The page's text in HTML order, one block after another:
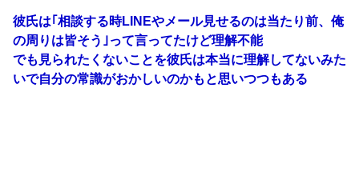
彼氏は｢相談する時LINEやメール見せるのは当たり前、俺
の周りは皆そう｣って言ってたけど理解不能
でも見られたくないことを彼氏は本当に理解してないみた
いで自分の常識がおかしいのかもと思いつつもある